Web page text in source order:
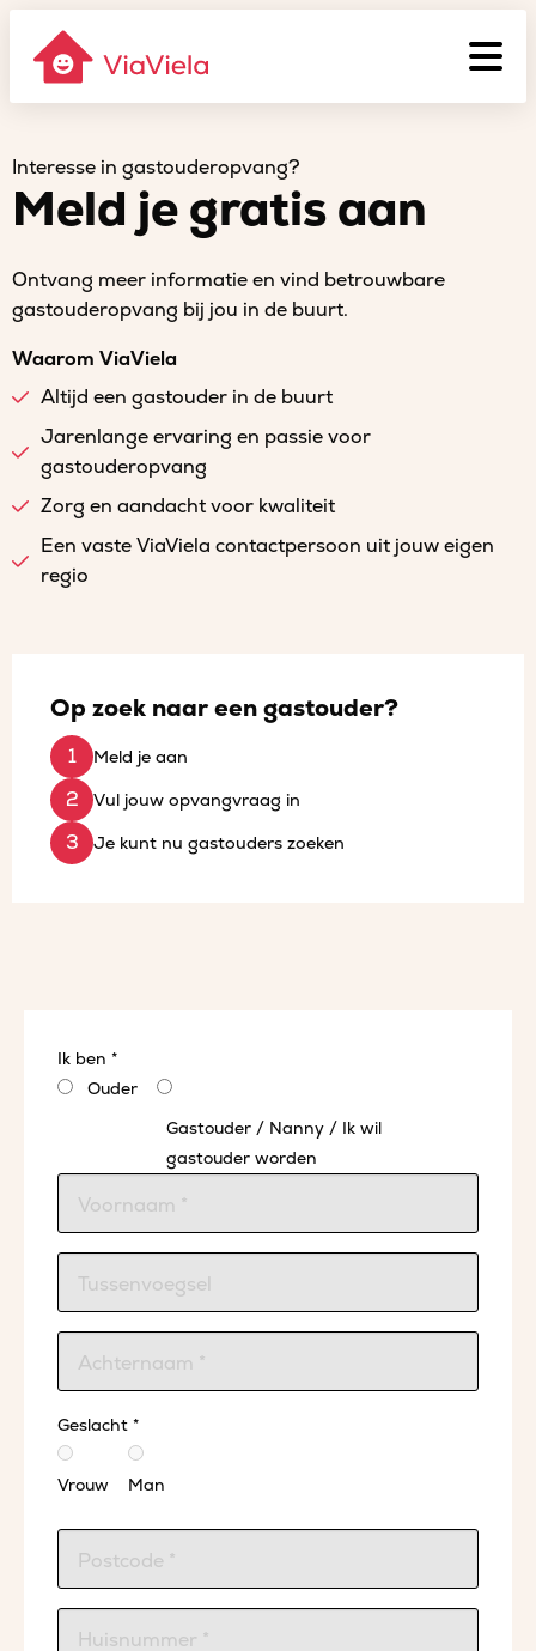
Interesse in gastouderopvang?
Meld je gratis aan
Ontvang meer informatie en vind betrouwbare
gastouderopvang bij jou in de buurt.
Waarom ViaViela
Altijd een gastouder in de buurt
Jarenlange ervaring en passie voor
gastouderopvang
Zorg en aandacht voor kwaliteit
Een vaste ViaViela contactpersoon uit jouw eigen
regio
Op zoek naar een gastouder?
Meld je aan
Vul jouw opvangvraag in
Je kunt nu gastouders zoeken
Ik ben *
Ouder
Gastouder / Nanny / Ik wil
gastouder worden
Geslacht *
Vrouw Man